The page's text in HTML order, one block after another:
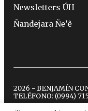
Newsletters ÚH
Ñandejara Ñe’ẽ
2026 - BENJAMÍN
TELÉFONO: (0994)